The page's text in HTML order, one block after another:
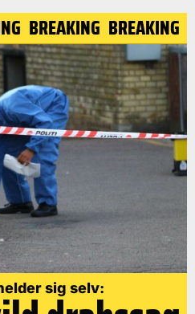
BREAKING BREAKING
sig selv: